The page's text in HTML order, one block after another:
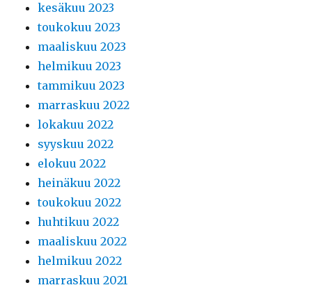
kesäkuu 2023
toukokuu 2023
maaliskuu 2023
helmikuu 2023
tammikuu 2023
marraskuu 2022
lokakuu 2022
syyskuu 2022
elokuu 2022
heinäkuu 2022
toukokuu 2022
huhtikuu 2022
maaliskuu 2022
helmikuu 2022
marraskuu 2021